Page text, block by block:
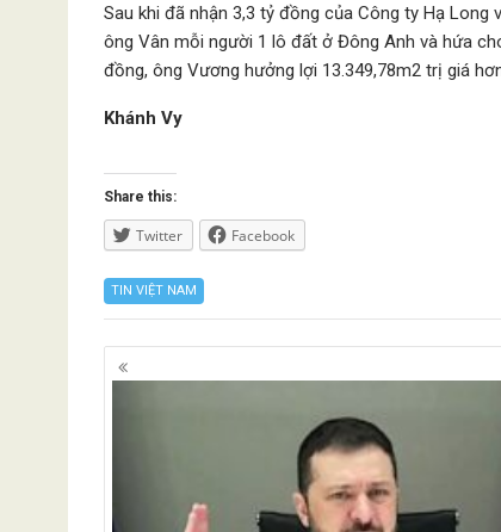
Sau khi đã nhận 3,3 tỷ đồng của Công ty Hạ
ông Vân mỗi người 1 lô đất ở Đông Anh và hứa
đồng, ông Vương hưởng lợi 13.349,78m2 trị giá
Khánh Vy
Share this:
Twitter Facebook
TIN VIỆT NAM
Posts
navigation